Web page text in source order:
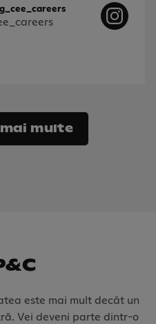
multe
este mai mult decât un
Vei deveni parte dintr-o